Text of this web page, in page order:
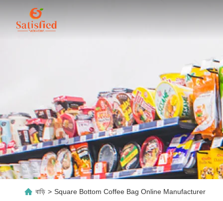
বাড়ি > Square Bottom Coffee Bag Online Manufacturer